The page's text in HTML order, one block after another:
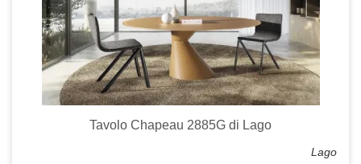
Tavolo Chapeau 2885G di Lago
Lago